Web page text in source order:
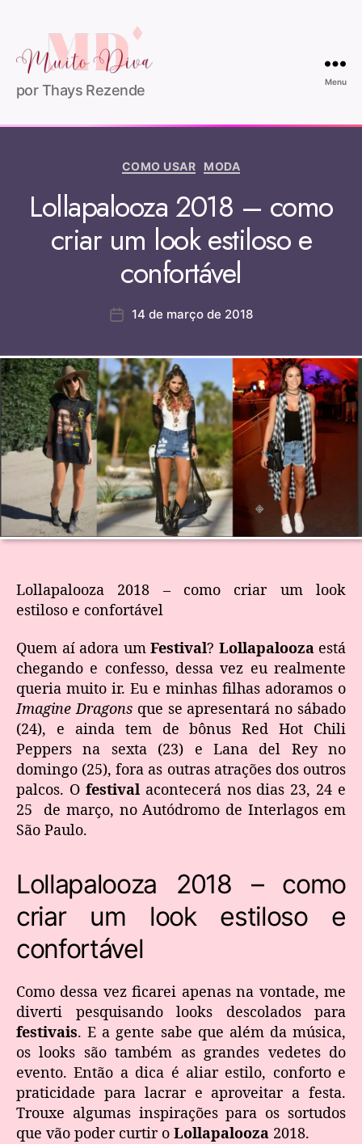
por Thays Rezende
Menu
COMO USAR MODA
Lollapalooza 2018 – como
criar um look estiloso e
confortável
14 de março de 2018
Lollapalooza 2018 – como criar um look
estiloso e confortável
Quem aí adora um Festival? Lollapaloozaestá
chegando e confesso, dessa vez eu realmente
queria muito ir. Eu e minhas filhas adoramos o
Imagine Dragonsque se apresentará no sábado
(24), e ainda tem de bônus Red Hot Chili
Peppers na sexta (23) e Lana del Rey no
domingo (25), fora as outras atrações dos outros
palcos. O festivalacontecerá nos dias 23, 24 e
25 de março, no Autódromo de Interlagos em
São Paulo.
Lollapalooza 2018 – como
criar um look estiloso e
confortável
Como dessa vez ficarei apenas na vontade, me
diverti pesquisando looks descolados para
festivais. E a gente sabe que além da música,
os looks são também as grandes vedetes do
evento. Então a dica é aliar estilo, conforto e
praticidade para lacrar e aproveitar a festa.
Trouxe algumas inspirações para os sortudos
que vão poder curtir o Lollapalooza 2018.